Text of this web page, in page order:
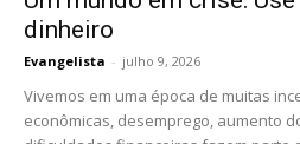
dinheiro
Evangelista - julho 9, 2026
Vivemos em uma época de muitas
econômicas, desemprego, aumento